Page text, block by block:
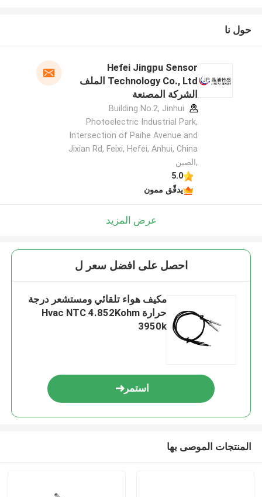
حول نا
Hefei Jingpu Sensor
Technology Co., Ltd الملف
الشركة المصنعة
Building No.2, Jinhui
Photoelectric Industrial Park,
Intersection of Paihe Avenue and
Jixian Rd, Feixi, Hefei, Anhui, China
,الصين
5.0
يدقّق ممون
عرض المزيد
احصل على افضل سعر ل
مكيف هواء تلقائي ومستشعر درجة
حرارة Hvac NTC 4.852Kohm
3950k
استمر
المنتجات الموصى بها